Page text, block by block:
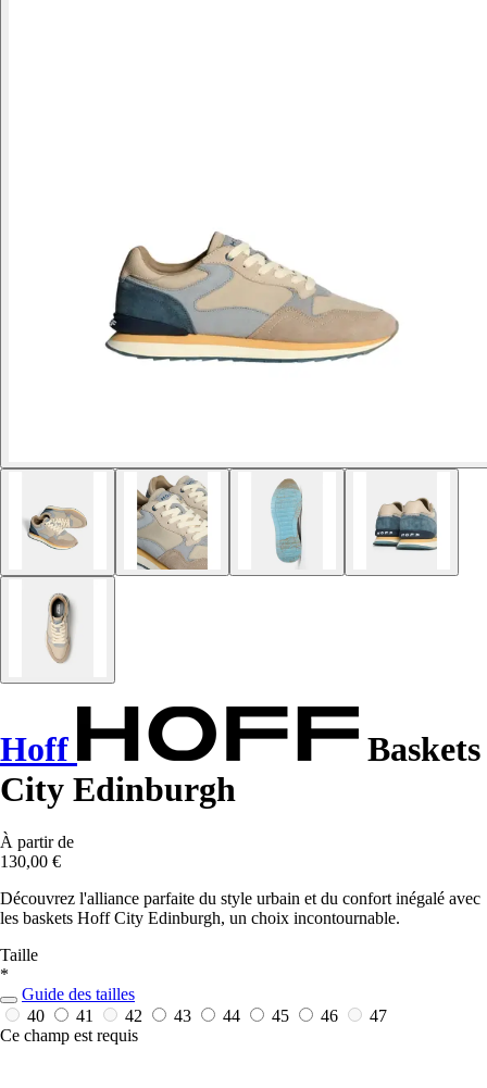
Hoff
Baskets
City Edinburgh
À partir de
130,00 €
Découvrez l'alliance parfaite du style urbain et du confort inégalé avec
les baskets Hoff City Edinburgh, un choix incontournable.
Taille
*
Guide des tailles
40
41 42 43 44 45 46
47
Ce champ est requis